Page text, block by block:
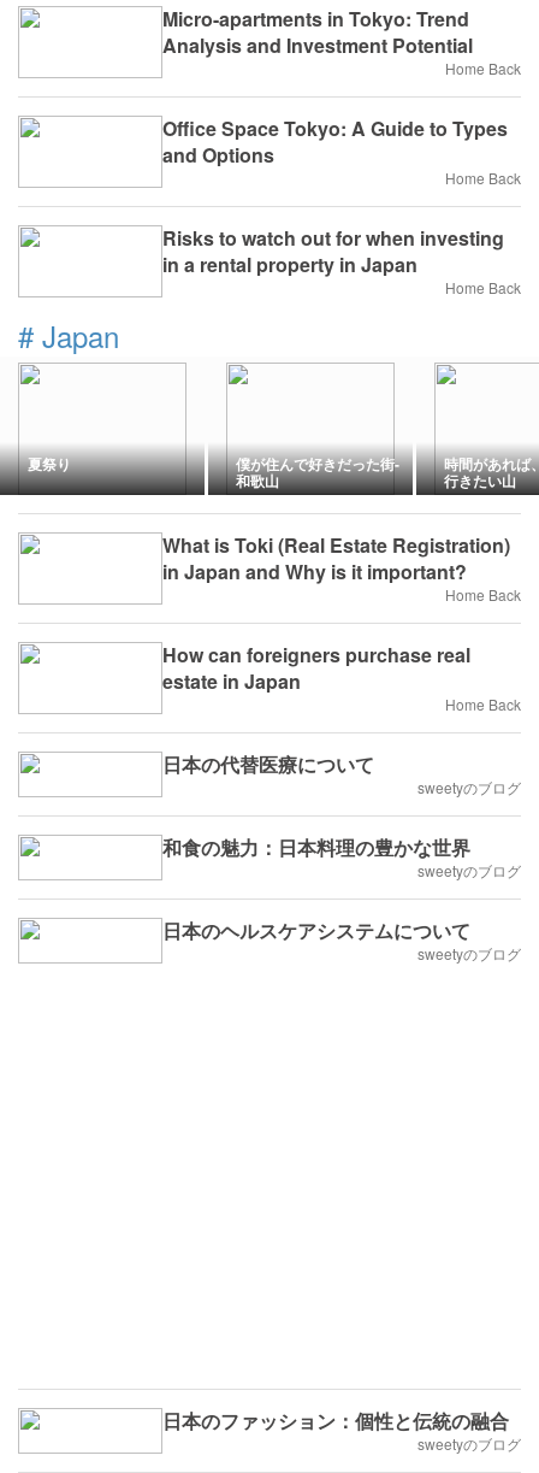
Micro-apartments in Tokyo: Trend
Analysis and Investment Potential
Home Back
Office Space Tokyo: A Guide to Types
and Options
Home Back
Risks to watch out for when investing
in a rental property in Japan
Home Back
# Japan
夏祭り 僕が住んで好きだった街-
和歌山
時間があれば
行きたい山
What is Toki (Real Estate Registration)
in Japan and Why is it important?
Home Back
How can foreigners purchase real
estate in Japan
Home Back
日本の代替医療について
sweetyのブログ
和食の魅力：日本料理の豊かな世界
sweetyのブログ
日本のヘルスケアシステムについて
sweetyのブログ
日本のファッション：個性と伝統の融合
sweetyのブログ